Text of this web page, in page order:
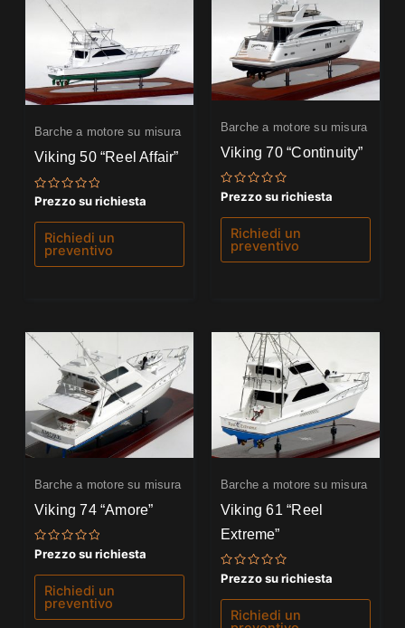
Barche a motore su misura
Viking 50 “Reel Affair”
Valutato
su
Prezzo su richiesta
Richiedi un
preventivo
Barche a motore su misura
Viking 70 “Continuity”
Valutato
0
su
Prezzo su richiesta
Richiedi un
preventivo
Barche a motore su misura
Viking 74 “Amore”
Valutato
su
Prezzo su richiesta
Richiedi un
preventivo
Barche a motore su misura
Viking 61 “Reel
Extreme”
Valutato
su
Prezzo su richiesta
Richiedi un